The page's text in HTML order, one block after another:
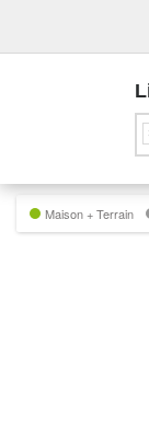
Maison + Terrain